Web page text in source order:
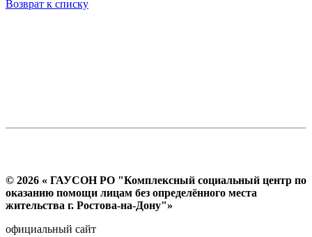
Возврат к списку
© 2026 « ГАУСОН РО "Комплексный социальный центр по
оказанию помощи лицам без определённого места
жительства г. Ростова-на-Дону"»
официальный сайт